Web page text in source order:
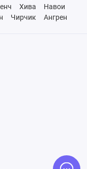
Хива
Навои
Чирчик
Ангрен